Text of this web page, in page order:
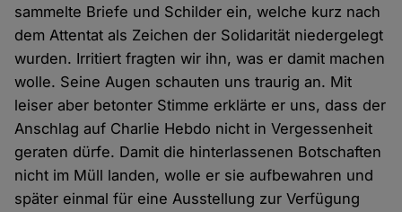
sammelte Briefe und Schilder ein, welche kurz nach
dem Attentat als Zeichen der Solidarität niedergelegt
wurden. Irritiert fragten wir ihn, was er damit machen
wolle. Seine Augen schauten uns traurig an. Mit
leiser aber betonter Stimme erklärte er uns, dass der
Anschlag auf Charlie Hebdo nicht in Vergessenheit
geraten dürfe. Damit die hinterlassenen Botschaften
nicht im Müll landen, wolle er sie aufbewahren und
später einmal für eine Ausstellung zur Verfügung